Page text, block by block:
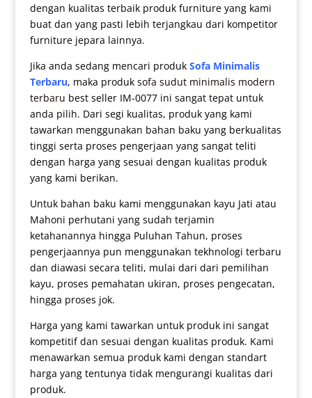
dengan kualitas terbaik produk furniture yang kami
buat dan yang pasti lebih terjangkau dari kompetitor
furniture jepara lainnya.
Jika anda sedang mencari produk Sofa Minimalis
Terbaru, maka produk sofa sudut minimalis modern
terbaru best seller IM-0077 ini sangat tepat untuk
anda pilih. Dari segi kualitas, produk yang kami
tawarkan menggunakan bahan baku yang berkualitas
tinggi serta proses pengerjaan yang sangat teliti
dengan harga yang sesuai dengan kualitas produk
yang kami berikan.
Untuk bahan baku kami menggunakan kayu Jati atau
Mahoni perhutani yang sudah terjamin
ketahanannya hingga Puluhan Tahun, proses
pengerjaannya pun menggunakan tekhnologi terbaru
dan diawasi secara teliti, mulai dari dari pemilihan
kayu, proses pemahatan ukiran, proses pengecatan,
hingga proses jok.
Harga yang kami tawarkan untuk produk ini sangat
kompetitif dan sesuai dengan kualitas produk. Kami
menawarkan semua produk kami dengan standart
harga yang tentunya tidak mengurangi kualitas dari
produk.